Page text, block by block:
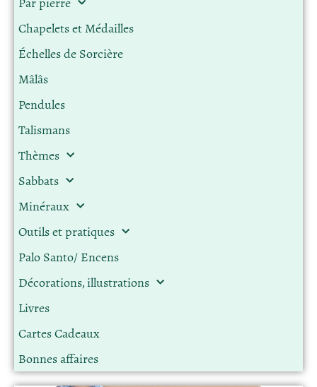
Chapelets et Médailles
Échelles de Sorcière
Mâlâs
Pendules
Talismans
Thèmes
Sabbats
Minéraux
Outils et pratiques
Palo Santo/ Encens
Décorations, illustrations
Livres
Cartes Cadeaux
Bonnes affaires